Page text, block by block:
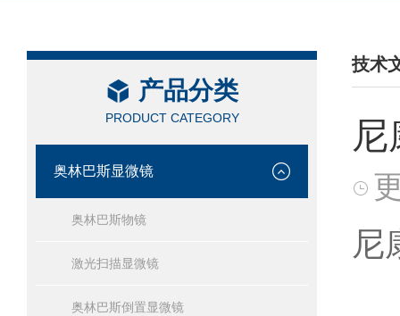
产品分类
PRODUCT CATEGORY
奥林巴斯显微镜
奥林巴斯物镜
激光扫描显微镜
奥林巴斯倒置显微镜
技术
/
尼